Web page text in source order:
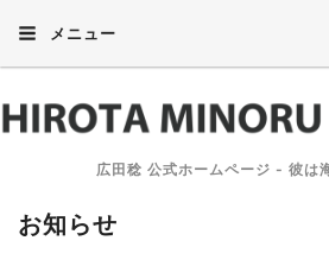
メニュー
広田稔 公式ホームページ - 彼は
お知らせ